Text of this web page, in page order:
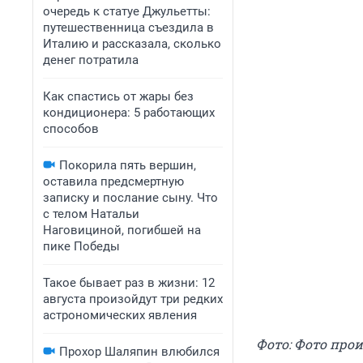
очередь к статуе Джульетты:
путешественница съездила в
Италию и рассказала, сколько
денег потратила
Как спастись от жары без
кондиционера: 5 работающих
способов
Покорила пять вершин,
оставила предсмертную
записку и послание сыну. Что
с телом Натальи
Наговициной, погибшей на
пике Победы
Такое бывает раз в жизни: 12
августа произойдут три редких
астрономических явления
Прохор Шаляпин влюбился
Фото: Фото